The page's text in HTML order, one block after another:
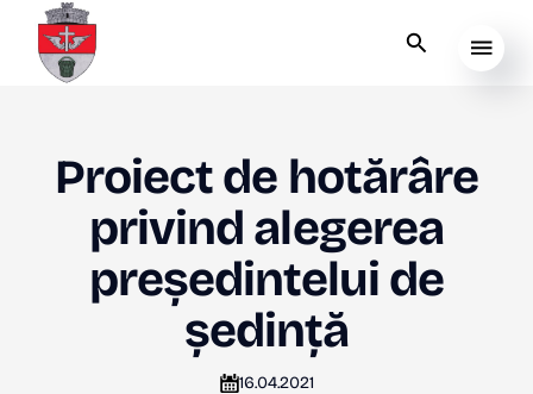
Proiect de hotărâre
privind alegerea
președintelui de
ședință
16.04.2021